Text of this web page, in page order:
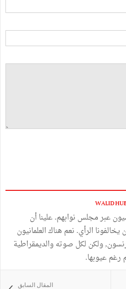
WALID
عبر مجلس نوابهم. علينا أن
الرأي. نعم هناك العلمانيون
ولكن لكل صوته والديمقراطية
عيوبها.
المقال السابق